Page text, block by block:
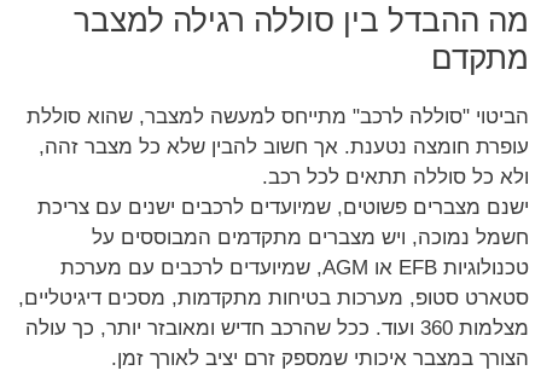
מה ההבדל בין סוללה רגילה למצבר
מתקדם
הביטוי "סוללה לרכב" מתייחס למעשה למצבר, שהוא סוללת
עופרת חומצה נטענת. אך חשוב להבין שלא כל מצבר זהה,
ולא כל סוללה תתאים לכל רכב.
ישנם מצברים פשוטים, שמיועדים לרכבים ישנים עם צריכת
חשמל נמוכה, ויש מצברים מתקדמים המבוססים על
טכנולוגיות EFB או AGM, שמיועדים לרכבים עם מערכת
סטארט סטופ, מערכות בטיחות מתקדמות, מסכים דיגיטליים,
מצלמות 360 ועוד. ככל שהרכב חדיש ומאובזר יותר, כך עולה
הצורך במצבר איכותי שמספק זרם יציב לאורך זמן.